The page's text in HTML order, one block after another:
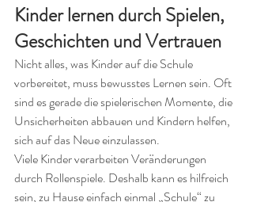
Kinder lernen durch Spielen,
Geschichten und Vertrauen
Nicht alles, was Kinder auf die Schule
vorbereitet, muss bewusstes Lernen sein. Oft
sind es gerade die spielerischen Momente, die
Unsicherheiten abbauen und Kindern helfen,
sich auf das Neue einzulassen.
Viele Kinder verarbeiten Veränderungen
durch Rollenspiele. Deshalb kann es hilfreich
sein, zu Hause einfach einmal „Schule“ zu